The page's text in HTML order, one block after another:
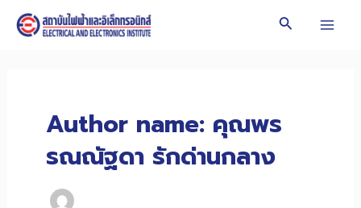
Search
Author name: คุณพร
รณณัฐดา รักด่านกลาง